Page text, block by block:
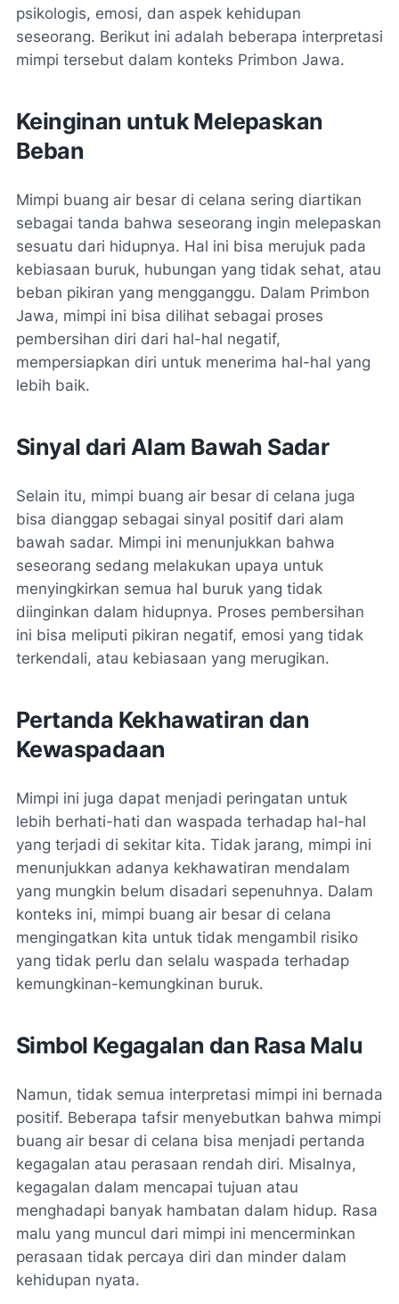
psikologis, emosi, dan aspek kehidupan
seseorang. Berikut ini adalah beberapa interpretasi
mimpi tersebut dalam konteks Primbon Jawa.
Keinginan untuk Melepaskan
Beban
Mimpi buang air besar di celana sering diartikan
sebagai tanda bahwa seseorang ingin melepaskan
sesuatu dari hidupnya. Hal ini bisa merujuk pada
kebiasaan buruk, hubungan yang tidak sehat, atau
beban pikiran yang mengganggu. Dalam Primbon
Jawa, mimpi ini bisa dilihat sebagai proses
pembersihan diri dari hal-hal negatif,
mempersiapkan diri untuk menerima hal-hal yang
lebih baik.
Sinyal dari Alam Bawah Sadar
Selain itu, mimpi buang air besar di celana juga
bisa dianggap sebagai sinyal positif dari alam
bawah sadar. Mimpi ini menunjukkan bahwa
seseorang sedang melakukan upaya untuk
menyingkirkan semua hal buruk yang tidak
diinginkan dalam hidupnya. Proses pembersihan
ini bisa meliputi pikiran negatif, emosi yang tidak
terkendali, atau kebiasaan yang merugikan.
Pertanda Kekhawatiran dan
Kewaspadaan
Mimpi ini juga dapat menjadi peringatan untuk
lebih berhati-hati dan waspada terhadap hal-hal
yang terjadi di sekitar kita. Tidak jarang, mimpi ini
menunjukkan adanya kekhawatiran mendalam
yang mungkin belum disadari sepenuhnya. Dalam
konteks ini, mimpi buang air besar di celana
mengingatkan kita untuk tidak mengambil risiko
yang tidak perlu dan selalu waspada terhadap
kemungkinan-kemungkinan buruk.
Simbol Kegagalan dan Rasa Malu
Namun, tidak semua interpretasi mimpi ini bernada
positif. Beberapa tafsir menyebutkan bahwa mimpi
buang air besar di celana bisa menjadi pertanda
kegagalan atau perasaan rendah diri. Misalnya,
kegagalan dalam mencapai tujuan atau
menghadapi banyak hambatan dalam hidup. Rasa
malu yang muncul dari mimpi ini mencerminkan
perasaan tidak percaya diri dan minder dalam
kehidupan nyata.